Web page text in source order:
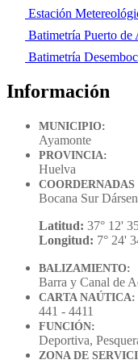
Estación
Batimetría Puerto
Batimetría
Información
MUNICIPIO:
Ayamonte
PROVINCIA:
Huelva
COORDERNADAS
Bocana Sur
Latitud: 37° 12'
Longitud: 7° 24'
BALIZAMIENTO:
Barra y Canal de
CARTA NAÚTICA:
441 - 4411
FUNCIÓN:
Deportiva,
ZONA DE